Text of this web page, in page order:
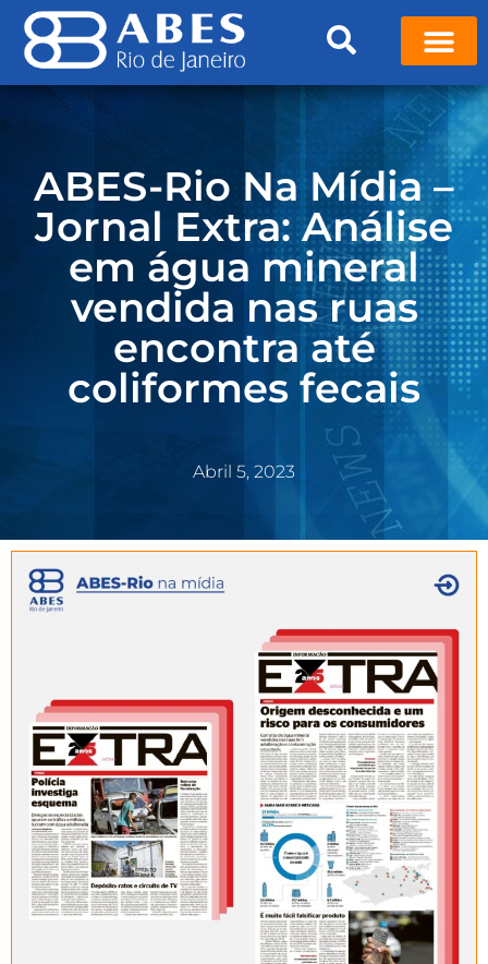
ABES-Rio Na Mídia –
Jornal Extra: Análise
em água mineral
vendida nas ruas
encontra até
coliformes fecais
Abril 5, 2023